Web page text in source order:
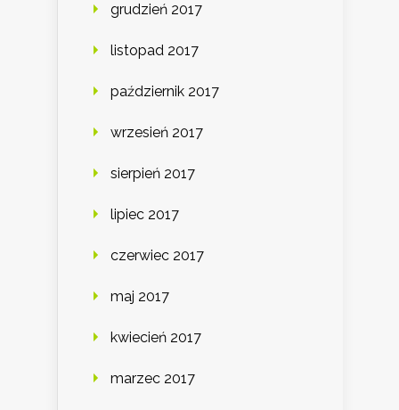
grudzień 2017
listopad 2017
październik 2017
wrzesień 2017
sierpień 2017
lipiec 2017
czerwiec 2017
maj 2017
kwiecień 2017
marzec 2017